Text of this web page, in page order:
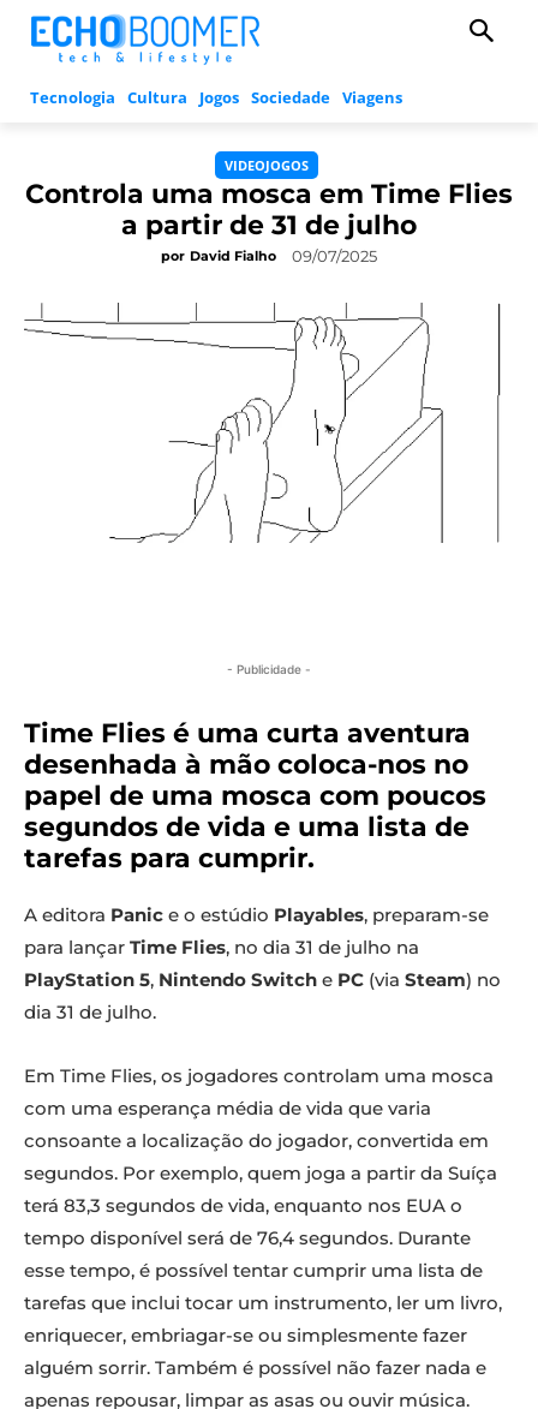
Tecnologia Cultura Jogos Sociedade Viagens
VIDEOJOGOS
Controla uma mosca em Time Flies
a partir de 31 de julho
por David Fialho 09/07/2025
- Publicidade -
Time Flies é uma curta aventura
desenhada à mão coloca-nos no
papel de uma mosca com poucos
segundos de vida e uma lista de
tarefas para cumprir.
A editora Panic e o estúdio Playables, preparam-se
para lançar Time Flies, no dia 31 de julho na
PlayStation 5, Nintendo Switch e PC (via Steam) no
dia 31 de julho.
Em Time Flies, os jogadores controlam uma mosca
com uma esperança média de vida que varia
consoante a localização do jogador, convertida em
segundos. Por exemplo, quem joga a partir da Suíça
terá 83,3 segundos de vida, enquanto nos EUA o
tempo disponível será de 76,4 segundos. Durante
esse tempo, é possível tentar cumprir uma lista de
tarefas que inclui tocar um instrumento, ler um livro,
enriquecer, embriagar-se ou simplesmente fazer
alguém sorrir. Também é possível não fazer nada e
apenas repousar, limpar as asas ou ouvir música.